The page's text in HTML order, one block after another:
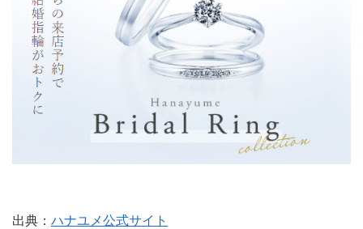
出典： ハナユメ公式サイト